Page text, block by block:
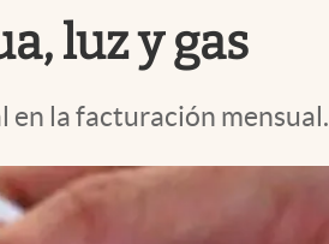
luz y gas
en la facturación mensual.